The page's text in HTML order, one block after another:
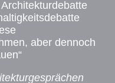
aber dennoch